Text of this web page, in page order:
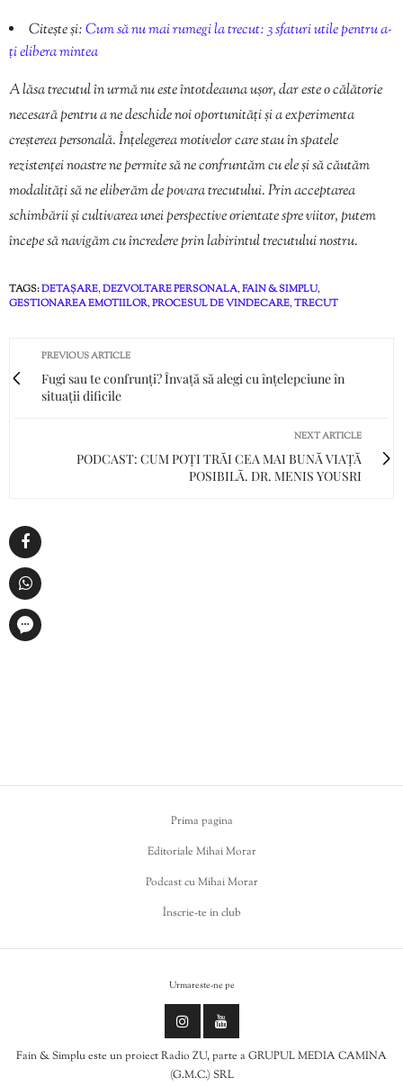
Citește și:Cum să nu mai rumegi la trecut: 3 sfaturi utile pentru a-
ți elibera mintea
A lăsa trecutul în urmă nu este întotdeauna ușor, dar este o călătorie
necesară pentru a ne deschide noi oportunități și a experimenta
creșterea personală. Înțelegerea motivelor care stau în spatele
rezistenței noastre ne permite să ne confruntăm cu ele și să căutăm
modalități să ne eliberăm de povara trecutului. Prin acceptarea
schimbării și cultivarea unei perspective orientate spre viitor, putem
începe să navigăm cu încredere prin labirintul trecutului nostru.
TAGS:DETAȘARE,DEZVOLTARE PERSONALA,FAIN & SIMPLU,
GESTIONAREA EMOTIILOR,PROCESUL DE VINDECARE,TRECUT
PREVIOUS ARTICLE
Fugi sau te confrunți? Învață să alegi cu înțelepciune în
situații dificile
NEXT ARTICLE
PODCAST: CUM POȚI TRĂI CEA MAI BUNĂ VIAȚĂ
POSIBILĂ. DR. MENIS YOUSRI
Prima pagina
Editoriale Mihai Morar
Podcast cu Mihai Morar
Înscrie-te in club
Urmareste-ne pe
Fain & Simplu este un proiect Radio ZU, parte a GRUPUL MEDIA CAMINA
(G.M.C.) SRL